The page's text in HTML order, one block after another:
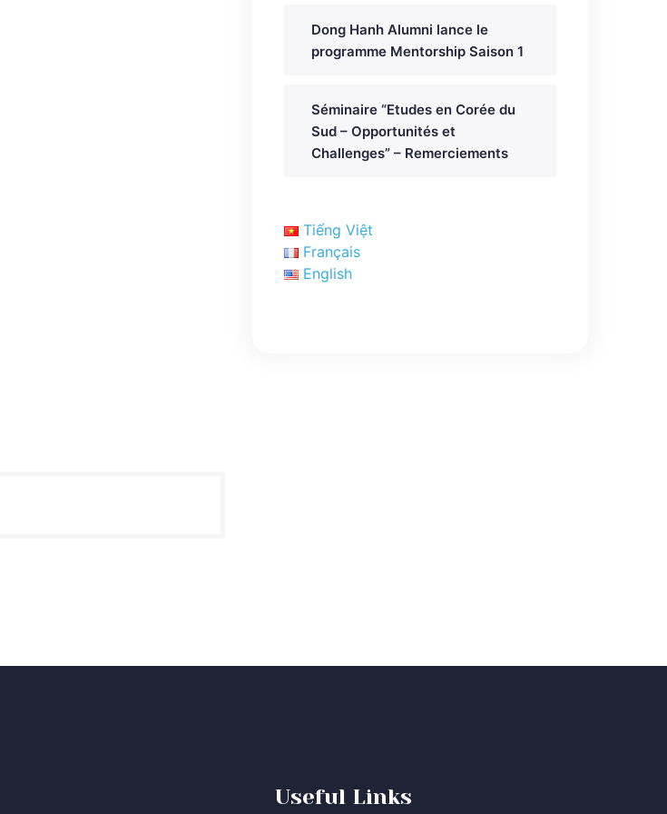
Dong Hanh Alumni lance le
programme Mentorship Saison 1
Séminaire “Etudes en Corée du
Sud – Opportunités et
Challenges” – Remerciements
Tiếng Việt
Français
English
Useful Links